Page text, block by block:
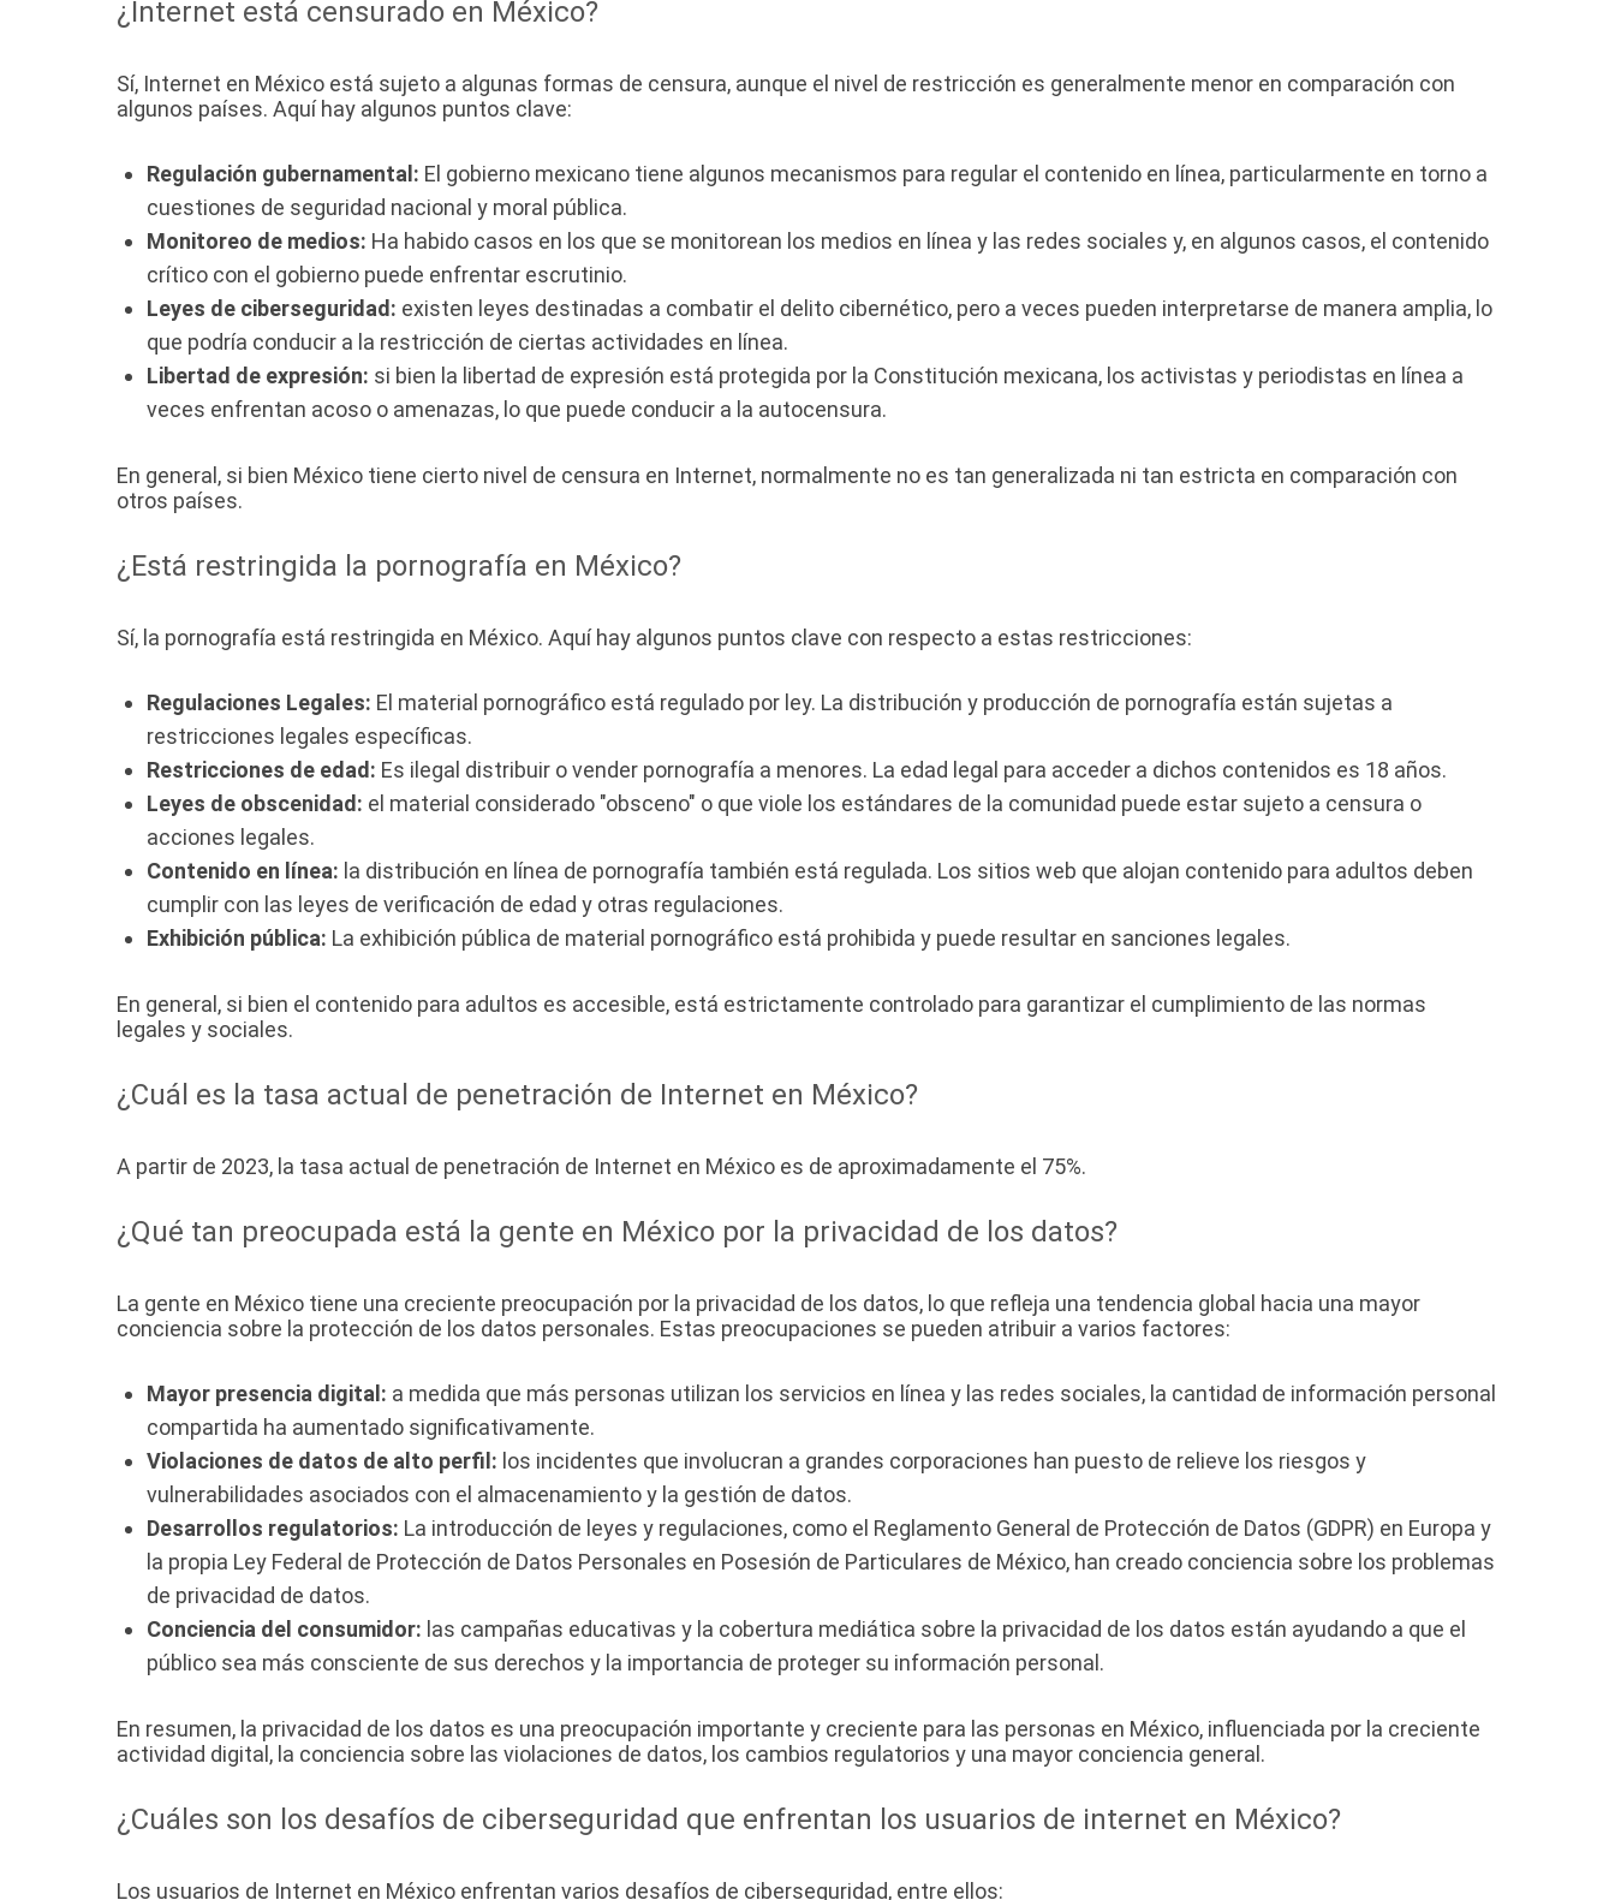
¿Internet está censurado en México?
Sí, Internet en México está sujeto a algunas formas de censura, aunque el nivel de restricción es generalmente menor en comparación con
algunos países. Aquí hay algunos puntos clave:
Regulación gubernamental: El gobierno mexicano tiene algunos mecanismos para regular el contenido en línea, particularmente en torno a
cuestiones de seguridad nacional y moral pública.
Monitoreo de medios: Ha habido casos en los que se monitorean los medios en línea y las redes sociales y, en algunos casos, el contenido
crítico con el gobierno puede enfrentar escrutinio.
Leyes de ciberseguridad: existen leyes destinadas a combatir el delito cibernético, pero a veces pueden interpretarse de manera amplia, lo
que podría conducir a la restricción de ciertas actividades en línea.
Libertad de expresión: si bien la libertad de expresión está protegida por la Constitución mexicana, los activistas y periodistas en línea a
veces enfrentan acoso o amenazas, lo que puede conducir a la autocensura.
En general, si bien México tiene cierto nivel de censura en Internet, normalmente no es tan generalizada ni tan estricta en comparación con
otros países.
¿Está restringida la pornografía en México?
Sí, la pornografía está restringida en México. Aquí hay algunos puntos clave con respecto a estas restricciones:
Regulaciones Legales: El material pornográfico está regulado por ley. La distribución y producción de pornografía están sujetas a
restricciones legales específicas.
Restricciones de edad: Es ilegal distribuir o vender pornografía a menores. La edad legal para acceder a dichos contenidos es 18 años.
Leyes de obscenidad: el material considerado "obsceno" o que viole los estándares de la comunidad puede estar sujeto a censura o
acciones legales.
Contenido en línea: la distribución en línea de pornografía también está regulada. Los sitios web que alojan contenido para adultos deben
cumplir con las leyes de verificación de edad y otras regulaciones.
Exhibición pública: La exhibición pública de material pornográfico está prohibida y puede resultar en sanciones legales.
En general, si bien el contenido para adultos es accesible, está estrictamente controlado para garantizar el cumplimiento de las normas
legales y sociales.
¿Cuál es la tasa actual de penetración de Internet en México?
A partir de 2023, la tasa actual de penetración de Internet en México es de aproximadamente el 75%.
¿Qué tan preocupada está la gente en México por la privacidad de los datos?
La gente en México tiene una creciente preocupación por la privacidad de los datos, lo que refleja una tendencia global hacia una mayor
conciencia sobre la protección de los datos personales. Estas preocupaciones se pueden atribuir a varios factores:
Mayor presencia digital: a medida que más personas utilizan los servicios en línea y las redes sociales, la cantidad de información personal
compartida ha aumentado significativamente.
Violaciones de datos de alto perfil: los incidentes que involucran a grandes corporaciones han puesto de relieve los riesgos y
vulnerabilidades asociados con el almacenamiento y la gestión de datos.
Desarrollos regulatorios: La introducción de leyes y regulaciones, como el Reglamento General de Protección de Datos (GDPR) en Europa y
la propia Ley Federal de Protección de Datos Personales en Posesión de Particulares de México, han creado conciencia sobre los problemas
de privacidad de datos.
Conciencia del consumidor: las campañas educativas y la cobertura mediática sobre la privacidad de los datos están ayudando a que el
público sea más consciente de sus derechos y la importancia de proteger su información personal.
En resumen, la privacidad de los datos es una preocupación importante y creciente para las personas en México, influenciada por la creciente
actividad digital, la conciencia sobre las violaciones de datos, los cambios regulatorios y una mayor conciencia general.
¿Cuáles son los desafíos de ciberseguridad que enfrentan los usuarios de internet en México?
Los usuarios de Internet en México enfrentan varios desafíos de ciberseguridad, entre ellos: